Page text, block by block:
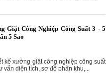
Giặt Công Nghiệp Công Suất 3 - 5
5 Sao
kế xưởng giặt công nghiệp công suất
vấn diện tích, sơ đồ phân khu,...